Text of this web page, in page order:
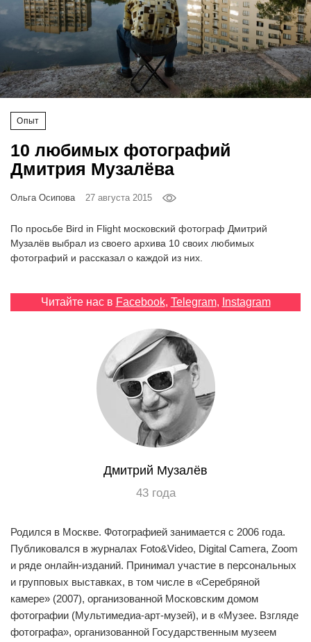
Опыт
10 любимых фотографий
Дмитрия Музалёва
Ольга Осипова 27 августа 2015
По просьбе Bird in Flight московский фотограф Дмитрий
Музалёв выбрал из своего архива 10 своих любимых
фотографий и рассказал о каждой из них.
Читайте нас в Facebook, Telegram, Instagram
Дмитрий Музалёв
43 года
Родился в Москве. Фотографией занимается с 2006 года.
Публиковался в журналах Foto&Video, Digital Camera, Zoom
и ряде онлайн-изданий. Принимал участие в персональных
и групповых выставках, в том числе в «Серебряной
камере» (2007), организованной Московским домом
фотографии (Мультимедиа-арт-музей), и в «Музее. Взгляде
фотографа», организованной Государственным музеем